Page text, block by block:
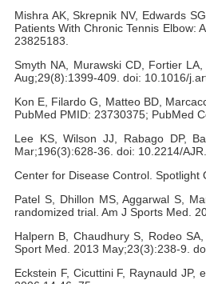
Mishra AK, Skrepnik NV, Edwards
Patients With Chronic Tennis Elbow:
23825183.
Smyth NA, Murawski CD, Fortier
Aug;29(8):1399-409. doi: 10.1016/
Kon E, Filardo G, Matteo BD,
PubMed PMID: 23730375; PubMed
Lee KS, Wilson JJ, Rabago DP,
Mar;196(3):628-36. doi: 10.2214/
Center for Disease Control. Spotlight
Patel S, Dhillon MS, Aggarwal S,
randomized trial. Am J Sports Med.
Halpern B, Chaudhury S, Rodeo
Sport Med. 2013 May;23(3):238-9.
Eckstein F, Cicuttini F, Raynauld